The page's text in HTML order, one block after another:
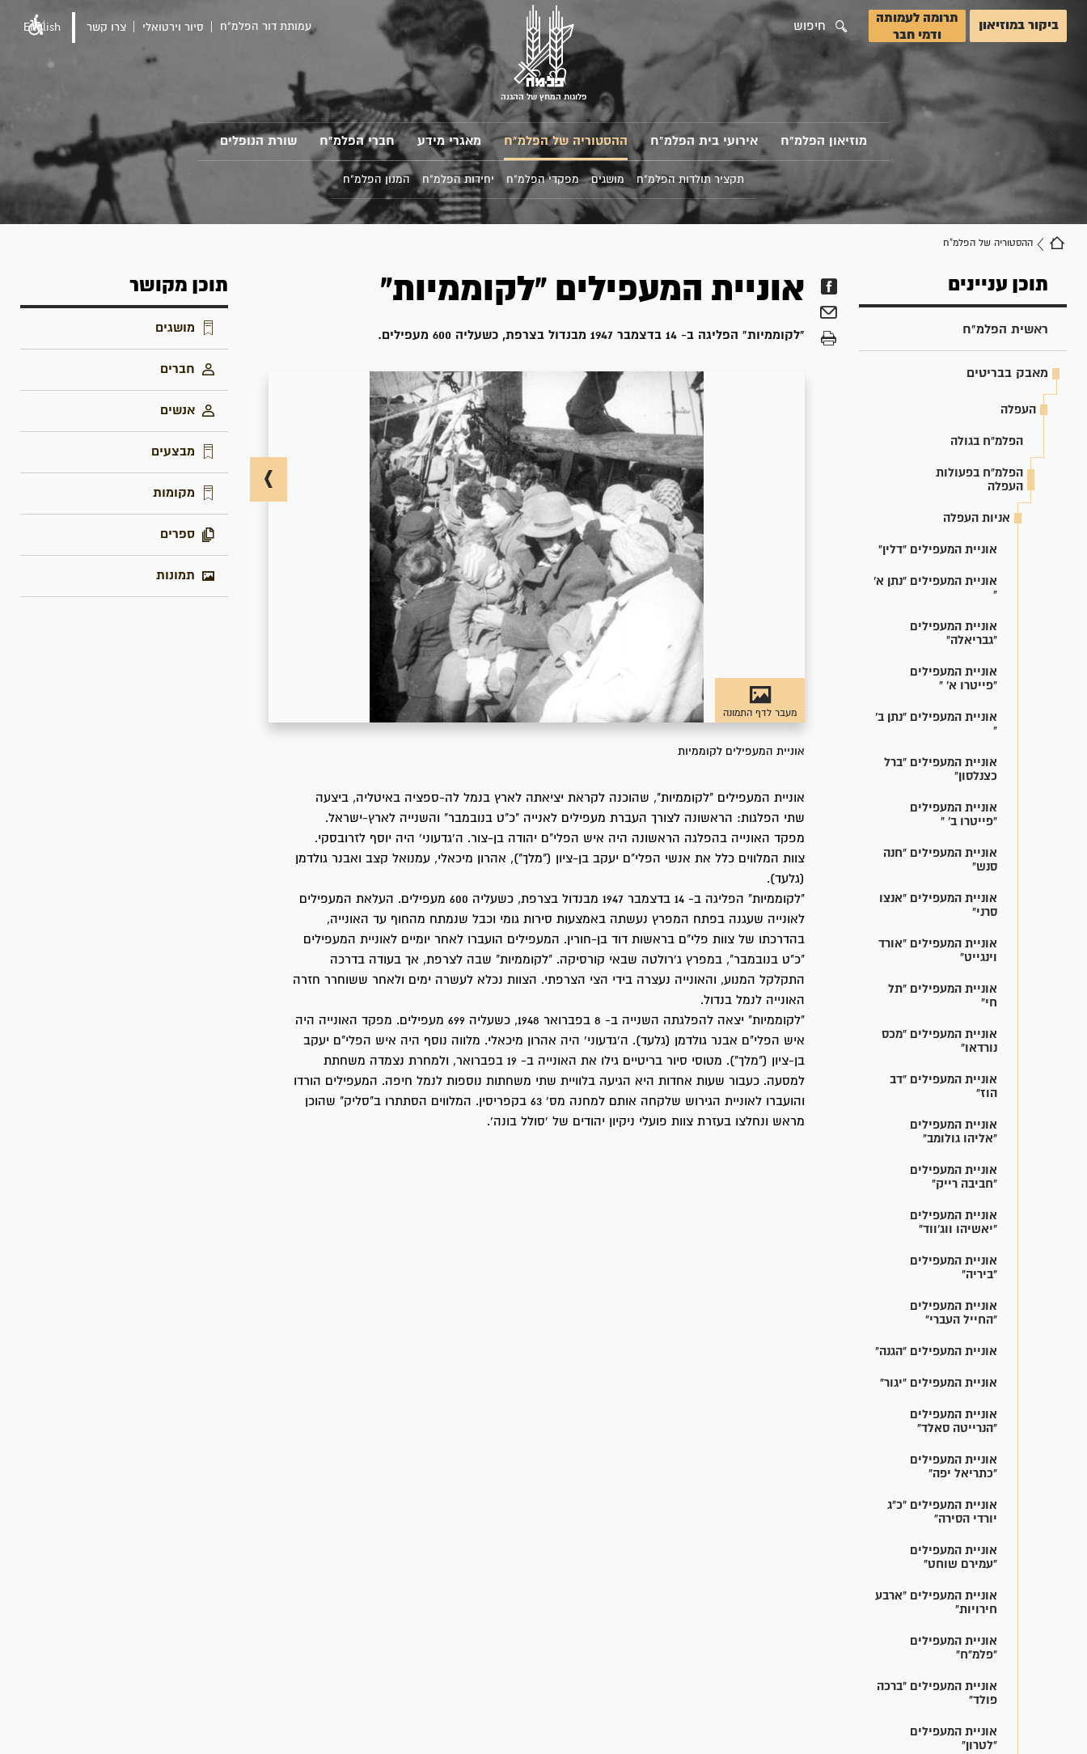
ביקור במוזיאון
תרומה לעמותה
ודמי חבר
חיפוש
פלוגות המחץ של ההגנה
עמותת דור הפלמ"ח סיור וירטואלי צרו קשר English
מוזיאון הפלמ"ח אירועי בית הפלמ"ח ההסטוריה של הפלמ"ח מאגרי מידע חברי הפלמ"ח שורת הנופלים
תקציר תולדות הפלמ"ח מושגים מפקדי הפלמ"ח יחידות הפלמ"ח המנון הפלמ"ח
ההסטוריה של הפלמ"ח
תוכן עניינים
ראשית הפלמ"ח
מאבק בבריטים
העפלה
הפלמ"ח בגולה
הפלמ"ח בפעולות
העפלה
אניות העפלה
אוניית המעפילים "דלין"
אוניית המעפילים "נתן א'
"
אוניית המעפילים
"גבריאלה"
אוניית המעפילים
"פייטרו א' "
אוניית המעפילים "נתן ב'
"
אוניית המעפילים "ברל
כצנלסון"
אוניית המעפילים
"פייטרו ב' "
אוניית המעפילים "חנה
סנש"
אוניית המעפילים "אנצו
סרני"
אוניית המעפילים "אורד
וינגייט"
אוניית המעפילים "תל
חי"
אוניית המעפילים "מכס
נורדאו"
אוניית המעפילים "דב
הוז"
אוניית המעפילים
"אליהו גולומב"
אוניית המעפילים
"חביבה רייק"
אוניית המעפילים
"יאשיהו ווג'ווד"
אוניית המעפילים
"ביריה"
אוניית המעפילים
"החייל העברי"
אוניית המעפילים "הגנה"
אוניית המעפילים "יגור"
אוניית המעפילים
"הנרייטה סאלד"
אוניית המעפילים
"כתריאל יפה"
אוניית המעפילים "כ"ג
יורדי הסירה"
אוניית המעפילים
"עמירם שוחט"
אוניית המעפילים "ארבע
חירויות"
אוניית המעפילים
"פלמ"ח"
אוניית המעפילים "ברכה
פולד"
אוניית המעפילים
"לטרון"
אוניית המעפילים "לקוממיות"
"לקוממיות" הפליגה ב- 14 בדצמבר 1947 מבנדול בצרפת, כשעליה 600 מעפילים.
מעבר לדף התמונה
אוניית המעפילים לקוממיות
אוניית המעפילים "לקוממיות", שהוכנה לקראת יציאתה לארץ בנמל לה-ספציה באיטליה, ביצעה
שתי הפלגות: הראשונה לצורך העברת מעפילים לאנייה "כ"ט בנובמבר" והשנייה לארץ-ישראל.
מפקד האונייה בהפלגה הראשונה היה איש הפלי"ם יהודה בן-צור. ה'גדעוני' היה יוסף לזרובסקי.
צוות המלווים כלל את אנשי הפלי"ם יעקב בן-ציון ("מלך"), אהרון מיכאלי, עמנואל קצב ואבנר גולדמן
(גלעד).
"לקוממיות" הפליגה ב- 14 בדצמבר 1947 מבנדול בצרפת, כשעליה 600 מעפילים. העלאת המעפילים
לאונייה שעגנה בפתח המפרץ נעשתה באמצעות סירות גומי וכבל שנמתח מהחוף עד האונייה,
בהדרכתו של צוות פלי"ם בראשות דוד בן-חורין. המעפילים הועברו לאחר יומיים לאוניית המעפילים
"כ"ט בנובמבר", במפרץ ג'רולטה שבאי קורסיקה. "לקוממיות" שבה לצרפת, אך בעודה בדרכה
התקלקל המנוע, והאונייה נעצרה בידי הצי הצרפתי. הצוות נכלא לעשרה ימים ולאחר ששוחרר חזרה
האונייה לנמל בנדול.
"לקוממיות" יצאה להפלגתה השנייה ב- 8 בפברואר 1948, כשעליה 699 מעפילים. מפקד האונייה היה
איש הפלי"ם אבנר גולדמן (גלעד). ה'גדעוני' היה אהרון מיכאלי. מלווה נוסף היה איש הפלי"ם יעקב
בן-ציון ("מלך"). מטוסי סיור בריטיים גילו את האונייה ב- 19 בפברואר, ולמחרת נצמדה משחתת
למסעה. כעבור שעות אחדות היא הגיעה בלוויית שתי משחתות נוספות לנמל חיפה. המעפילים הורדו
והועברו לאוניית הגירוש שלקחה אותם למחנה מס' 63 בקפריסין. המלווים הסתתרו ב"סליק" שהוכן
מראש ונחלצו בעזרת צוות פועלי ניקיון יהודים של 'סולל בונה'.
תוכן מקושר
מושגים
חברים
אנשים
מבצעים
מקומות
ספרים
תמונות